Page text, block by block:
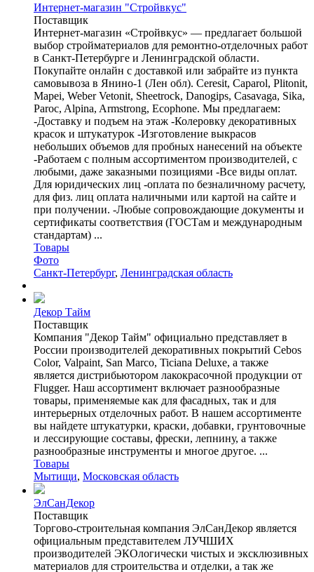
Интернет-магазин "Стройвкус"
Поставщик
Интернет-магазин «Стройвкус» — предлагает большой
выбор стройматериалов для ремонтно-отделочных работ
в Санкт-Петербурге и Ленинградской области.
Покупайте онлайн с доставкой или забрайте из пункта
самовывоза в Янино-1 (Лен обл). Ceresit, Caparol, Plitonit,
Mapei, Weber Vetonit, Sheetrock, Danogips, Сasavaga, Sika,
Paroc, Alpina, Armstrong, Ecophone. Мы предлагаем:
-Доставку и подъем на этаж -Колеровку декоративных
красок и штукатурок -Изготовление выкрасов
небольших объемов для пробных нанесений на объекте
-Работаем с полным ассортиментом производителей, с
любыми, даже заказными позициями -Все виды оплат.
Для юридических лиц -оплата по безналичному расчету,
для физ. лиц оплата наличными или картой на сайте и
при получении. -Любые сопровождающие документы и
сертификаты соответствия (ГОСТам и международным
стандартам) ...
Товары
Фото
Санкт-Петербург, Ленинградская область
Декор Тайм
Поставщик
Компания "Декор Тайм" официально представляет в
России производителей декоративных покрытий Cebos
Color, Valpaint, San Marco, Ticiana Deluxe, а также
является дистрибьютором лакокрасочной продукции от
Flugger. Наш ассортимент включает разнообразные
товары, применяемые как для фасадных, так и для
интерьерных отделочных работ. В нашем ассортименте
вы найдете штукатурки, краски, добавки, грунтовочные
и лессирующие составы, фрески, лепнину, а также
разнообразные инструменты и многое другое. ...
Товары
Мытищи, Московская область
ЭлСанДекор
Поставщик
Торгово-строительная компания ЭлСанДекор является
официальным представителем ЛУЧШИХ
производителей ЭКОлогически чистых и эксклюзивных
материалов для строительства и отделки, а так же